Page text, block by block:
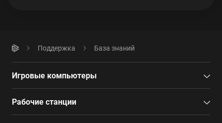
Поддержка База знаний
Игровые компьютеры
Рабочие станции